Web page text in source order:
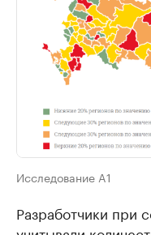
Исследование A1
Разработчики при